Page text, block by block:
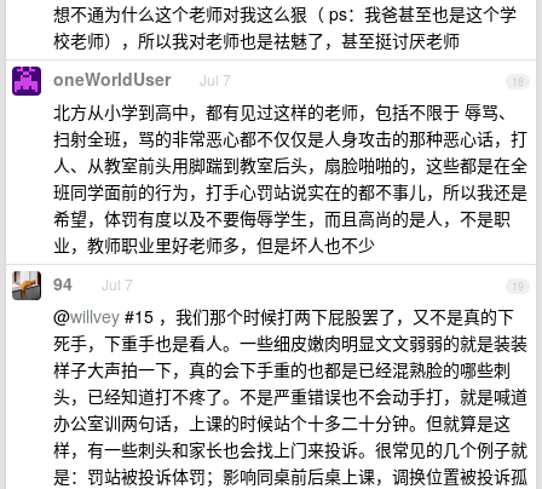
想不通为什么这个老师对我这么狠（ ps：我爸甚至也是这个学
校老师），所以我对老师也是祛魅了，甚至挺讨厌老师
18
oneWorldUser Jul 7
北方从小学到高中，都有见过这样的老师，包括不限于 辱骂、
扫射全班，骂的非常恶心都不仅仅是人身攻击的那种恶心话，打
人、从教室前头用脚踹到教室后头，扇脸啪啪的，这些都是在全
班同学面前的行为，打手心罚站说实在的都不事儿，所以我还是
希望，体罚有度以及不要侮辱学生，而且高尚的是人，不是职
业，教师职业里好老师多，但是坏人也不少
19
94 Jul 7
@willvey #15 ，我们那个时候打两下屁股罢了，又不是真的下
死手，下重手也是看人。一些细皮嫩肉明显文文弱弱的就是装装
样子大声拍一下，真的会下手重的也都是已经混熟脸的哪些刺
头，已经知道打不疼了。不是严重错误也不会动手打，就是喊道
办公室训两句话，上课的时候站个十多二十分钟。但就算是这
样，有一些刺头和家长也会找上门来投诉。很常见的几个例子就
是：罚站被投诉体罚；影响同桌前后桌上课，调换位置被投诉孤